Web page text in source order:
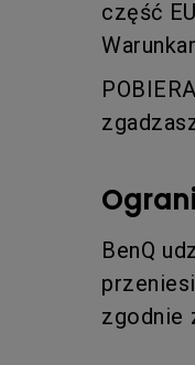
część
BenQ
zgodnie